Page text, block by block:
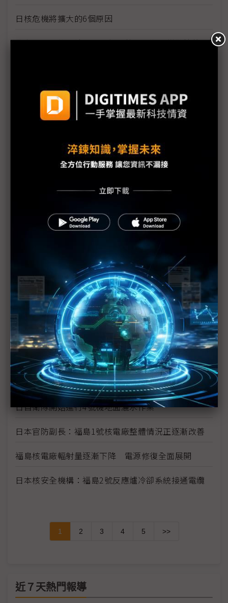
日核危機將擴大的6個原因
學者：日本核電站問題 後果將是長期且災難性的
日本核災刺激需求有限 長期核電與再生能源結合機
燃油荒與輻射陰影籠罩日本
日本核災變未來影響難估 對全球經濟前景不宜太過
核能發電需以整體面向考量
東電不排除福島第1核電廠6座反應爐恐全廢的可能性
日本處理福島核危機有進展 食物卻爆輻射問題
福島核電廠反應爐供電恢復正常 唯隱憂仍存
日本擴大農作禁售範圍
福島核安事故日政府賠償金額估將超過1兆日圓
日自衛隊開始進行4號機地面灑水作業
日本官防副長：福島1號核電廠整體情況正逐漸改善
福島核電廠輻射量逐漸下降 電源修復全面展開
日本核安全機構：福島2號反應爐冷卻系統接通電纜
1 2 3 4 5 >>
近７天熱門報導